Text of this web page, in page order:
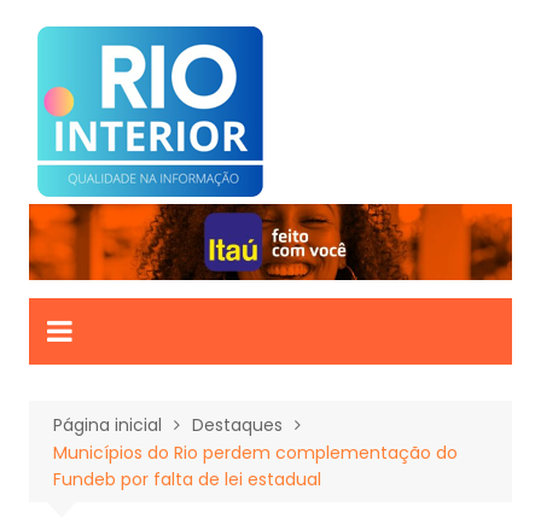
para
conteúdo
Página inicial
Destaques
Municípios do Rio perdem complementação do
Fundeb por falta de lei estadual